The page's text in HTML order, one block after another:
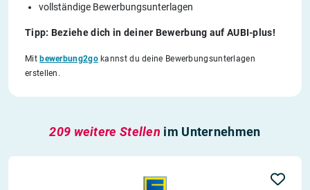
vollständige Bewerbungsunterlagen
Tipp: Beziehe dich in deiner Bewerbung auf AUBI-plus!
Mitbewerbung2gokannst du deine Bewerbungsunterlagen
erstellen.
209 weitere Stellen im Unternehmen